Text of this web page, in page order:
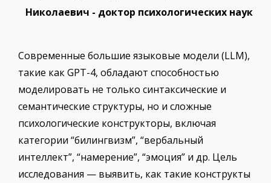
Николаевич - доктор психологических наук
Современные большие языковые модели (LLM),
такие как GPT-4, обладают способностью
моделировать не только синтаксические и
семантические структуры, но и сложные
психологические конструкторы, включая
категории “билингвизм”, “вербальный
интеллект”, “намерение”, “эмоция” и др. Цель
исследования — выявить, как такие конструкты